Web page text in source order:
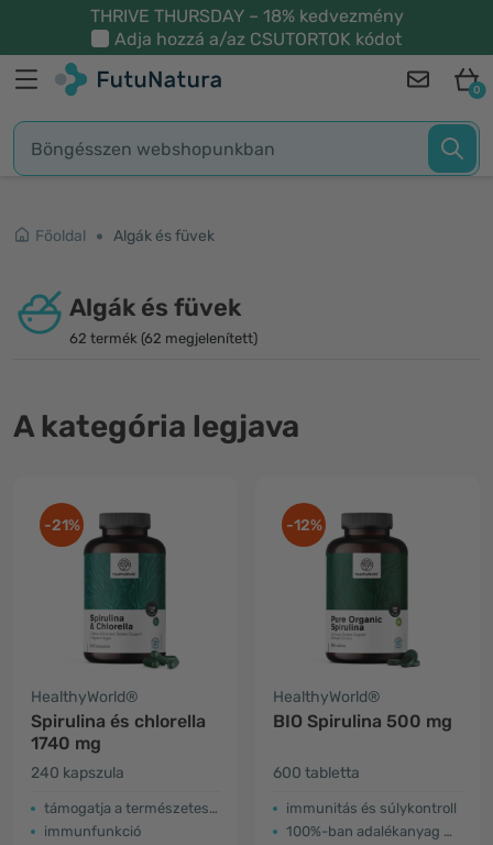
THRIVE THURSDAY – 18% kedvezmény
Adja hozzá a/az CSUTORTOK kódot
0
Főoldal Algák és füvek
Algák és füvek
62 termék (62 megjelenített)
A kategória legjava
-21%
HealthyWorld®
Spirulina és chlorella
1740 mg
240 kapszula
támogatja a természetes méregtelenítést
immunfunkció
-12%
HealthyWorld®
BIO Spirulina 500 mg
600 tabletta
immunitás és súlykontroll
100%-ban adalékanyag mentes